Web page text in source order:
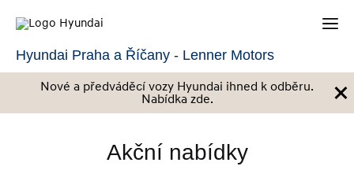
Hyundai Praha a Říčany - Lenner Motors
Nové a předváděcí vozy Hyundai ihned k odběru.
Nabídka zde.
×
Akční nabídky